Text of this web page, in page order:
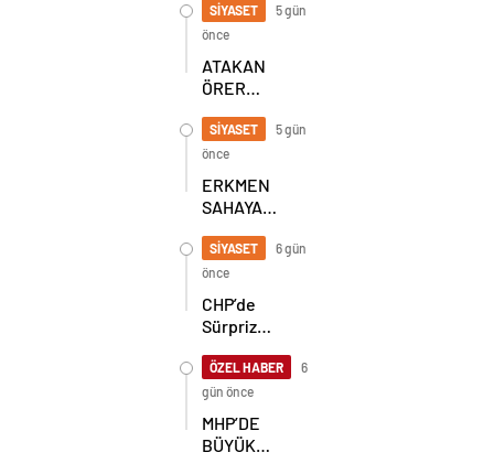
BULUŞMA!
SEKİZ İL
BAŞKANI
BİR ARADA
SİYASET
5 gün
önce
ATAKAN
ÖRER
BAŞKAN
SEÇİLDİ
SİYASET
5 gün
önce
ERKMEN
SAHAYA
GÖKÇEBEY
VE
ÇAYCUMA’DA
SİYASET
6 gün
önce
CHP’de
Sürpriz
Başkanlığı
İçin
Beklenen
Hamle Geldi
ÖZEL HABER
6
gün önce
MHP’DE
BÜYÜK